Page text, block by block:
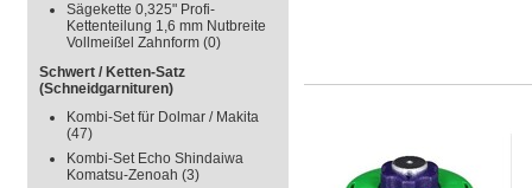
Sägekette 0,325" Profi-
Kettenteilung 1,6 mm Nutbreite
Vollmeißel Zahnform (0)
Schwert / Ketten-Satz
(Schneidgarnituren)
Kombi-Set für Dolmar / Makita
(47)
Kombi-Set Echo Shindaiwa
Komatsu-Zenoah (3)